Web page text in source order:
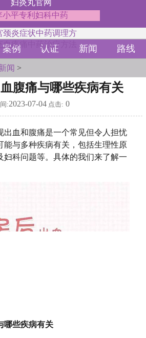
妇炎丸官网
小平专利妇科中药
颈炎症状中药调理方
疼痛中药治疗方法
案例 认证 新闻 路线
闻 >
腹痛与哪些疾病有关
:2023-07-04点击: 0
出血和腹痛是一个常见但令人担忧
能与多种疾病有关，包括生理性原
妇科问题等。具体的我们来了解一
哪些疾病有关